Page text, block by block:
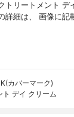
トリートメント デ
の詳細は、 画像
カバーマーク)
ト デイ クリーム